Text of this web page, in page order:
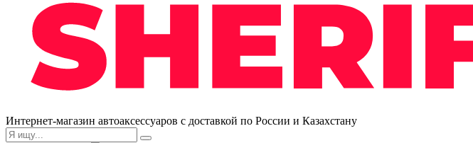
Интернет-магазин автоаксессуаров с доставкой по России и Казахстану